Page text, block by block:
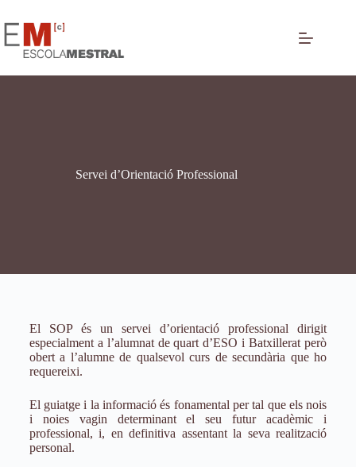
Servei d’Orientació Professional
El SOP és un servei d’orientació professional dirigit
especialment a l’alumnat de quart d’ESO i Batxillerat però
obert a l’alumne de qualsevol curs de secundària que ho
requereixi.
El guiatge i la informació és fonamental per tal que els nois
i noies vagin determinant el seu futur acadèmic i
professional, i, en definitiva assentant la seva realització
personal.